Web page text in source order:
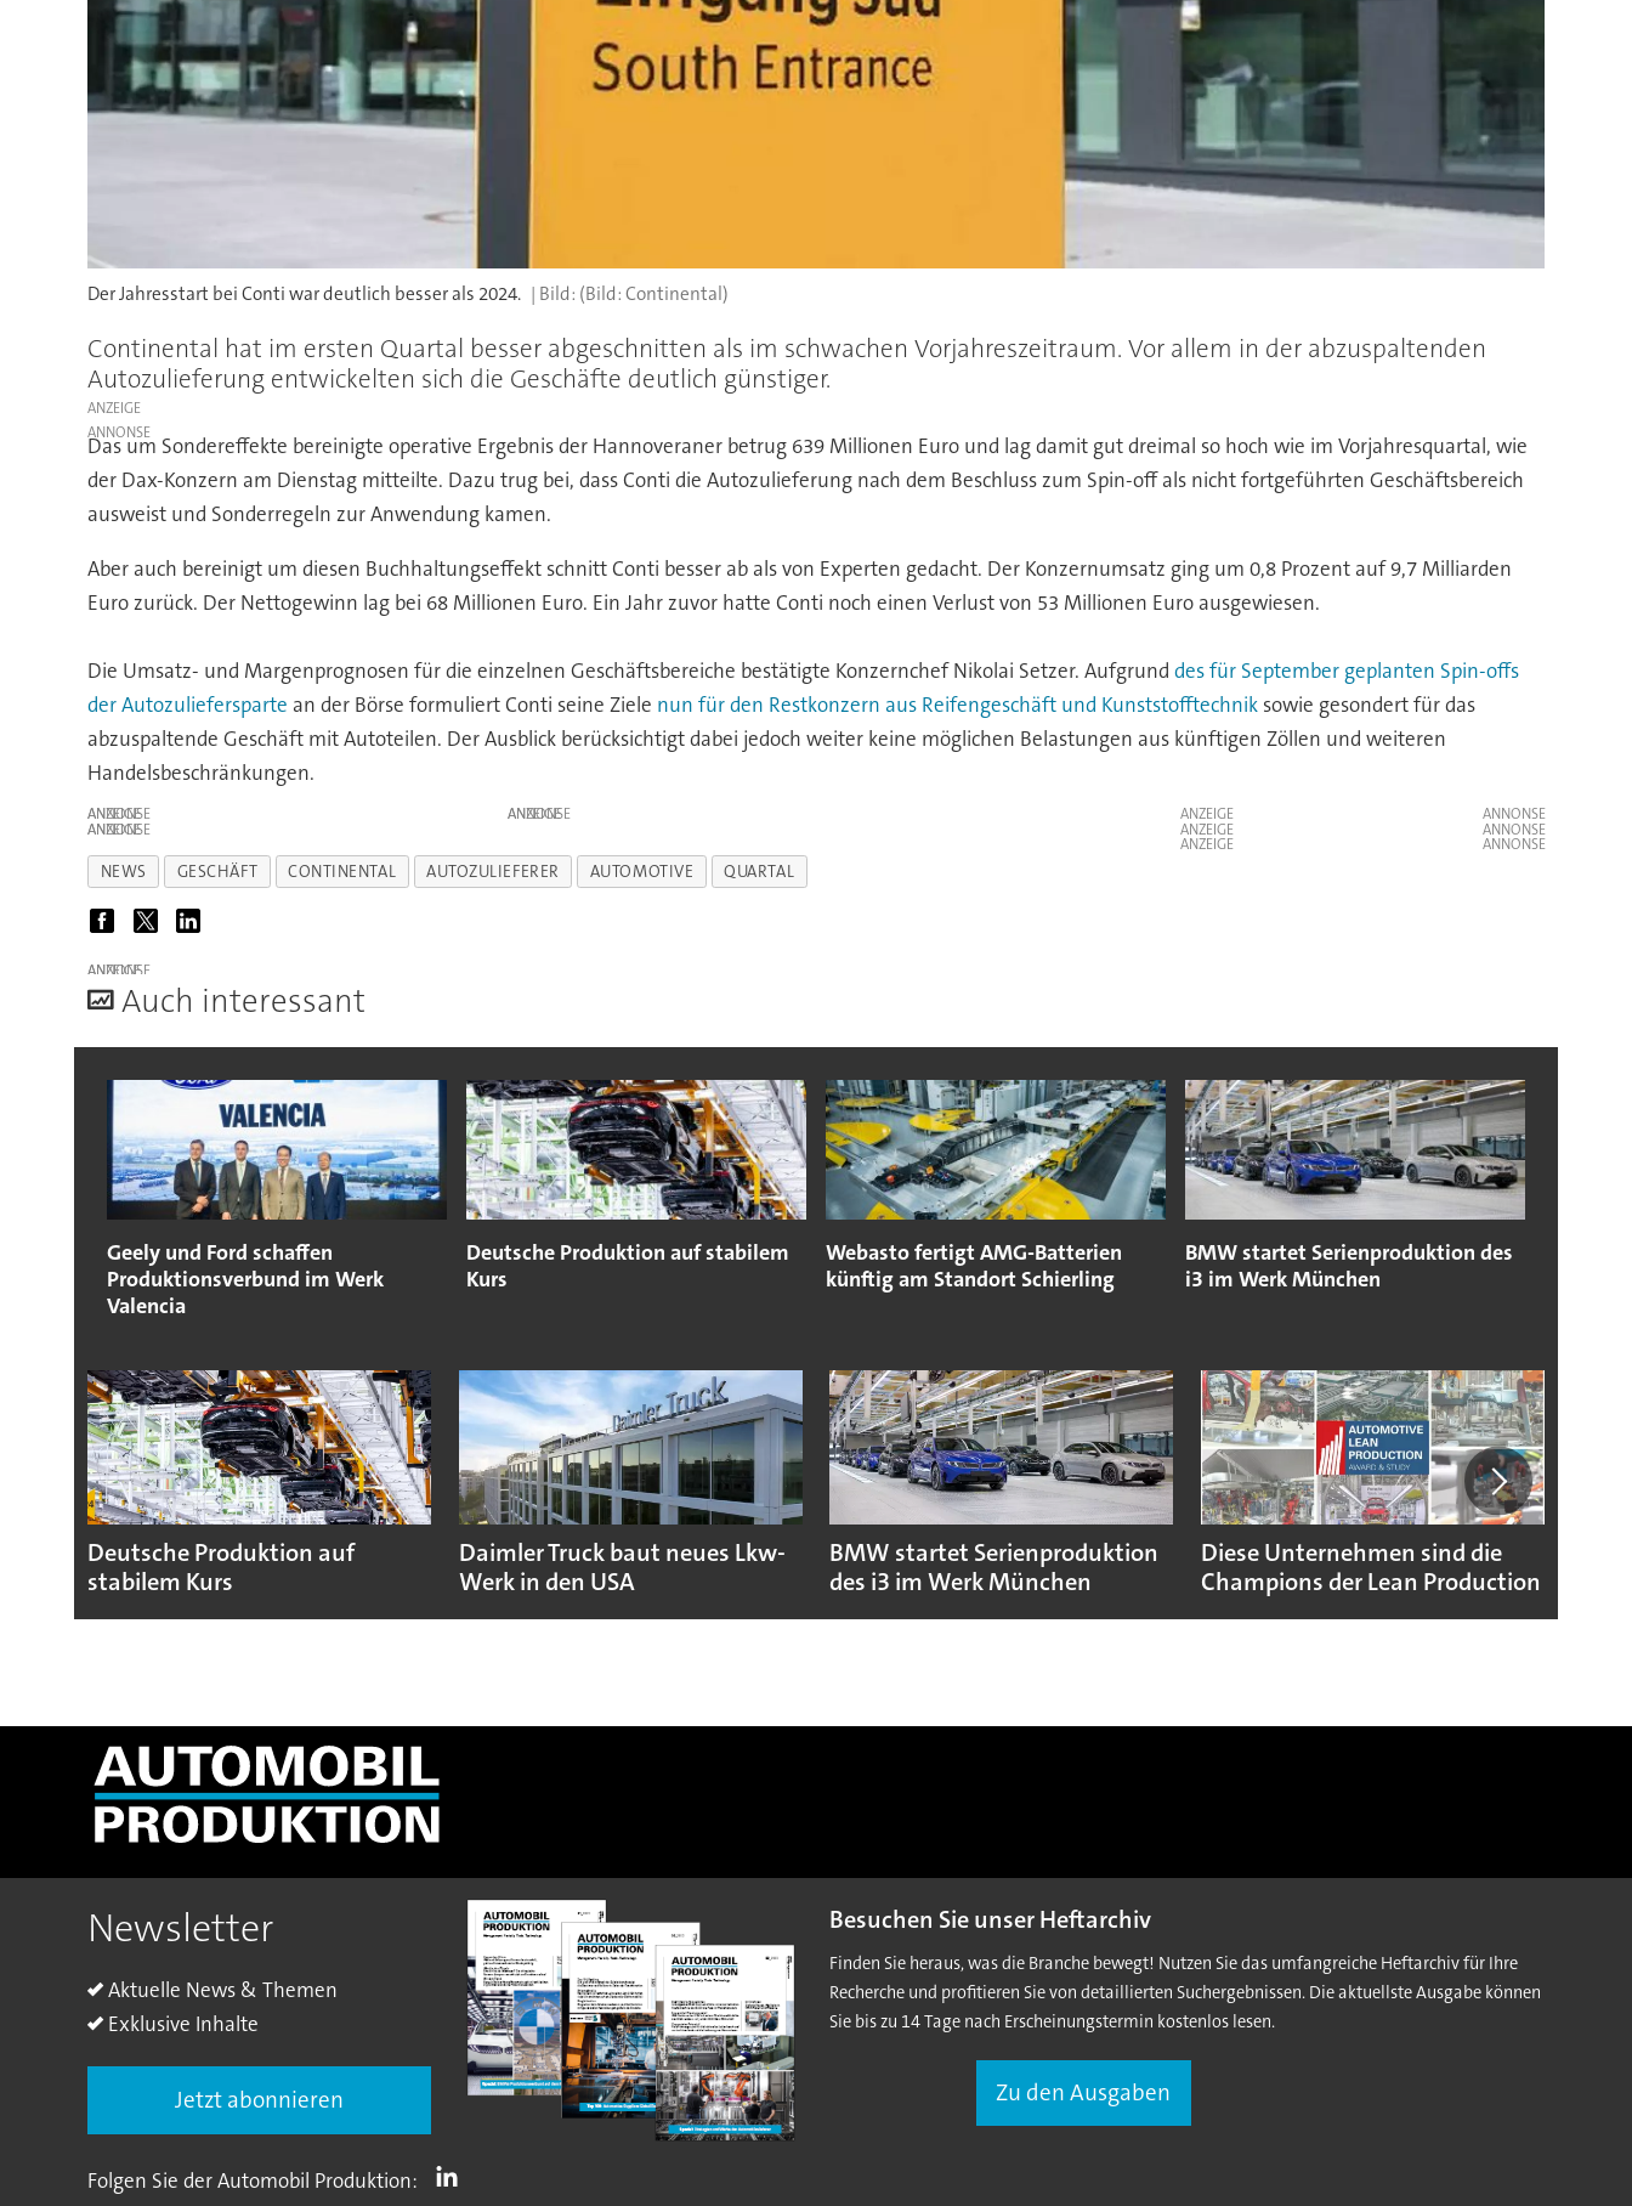
Der Jahresstart bei Conti war deutlich besser als 2024. (Bild: Continental)
Continental hat im ersten Quartal besser abgeschnitten als im schwachen Vorjahreszeitraum. Vor allem in der abzuspaltenden
Autozulieferung entwickelten sich die Geschäfte deutlich günstiger.
ANZEIGE
Das um Sondereffekte bereinigte operative Ergebnis der Hannoveraner betrug 639 Millionen Euro und lag damit gut dreimal so hoch wie im Vorjahresquartal, wie
der Dax-Konzern am Dienstag mitteilte. Dazu trug bei, dass Conti die Autozulieferung nach dem Beschluss zum Spin-off als nicht fortgeführten Geschäftsbereich
ausweist und Sonderregeln zur Anwendung kamen.
Aber auch bereinigt um diesen Buchhaltungseffekt schnitt Conti besser ab als von Experten gedacht. Der Konzernumsatz ging um 0,8 Prozent auf 9,7 Milliarden
Euro zurück. Der Nettogewinn lag bei 68 Millionen Euro. Ein Jahr zuvor hatte Conti noch einen Verlust von 53 Millionen Euro ausgewiesen.
Die Umsatz- und Margenprognosen für die einzelnen Geschäftsbereiche bestätigte Konzernchef Nikolai Setzer. Aufgrund des für September geplanten Spin-offs
der Autozuliefersparte an der Börse formuliert Conti seine Ziele nun für den Restkonzern aus Reifengeschäft und Kunststofftechniksowie gesondert für das
abzuspaltende Geschäft mit Autoteilen. Der Ausblick berücksichtigt dabei jedoch weiter keine möglichen Belastungen aus künftigen Zöllen und weiteren
Handelsbeschränkungen.
ANZEIGE ANZEIGE
ANZEIGE
ANZEIGE
ANZEIGE
ANZEIGE
NEWS GESCHÄFT CONTINENTAL AUTOZULIEFERER AUTOMOTIVE QUARTAL
ANZEIGE
Auch interessant
Geely und Ford schaffen
Produktionsverbund im Werk
Valencia
Deutsche Produktion auf stabilem
Kurs
Webasto fertigt AMG-Batterien
künftig am Standort Schierling
BMW startet Serienproduktion des
i3 im Werk München
Deutsche Produktion auf
stabilem Kurs
Daimler Truck baut neues Lkw-
Werk in den USA
BMW startet Serienproduktion
des i3 im Werk München
Diese Unternehmen sind die
Champions der Lean Production
Newsletter
Aktuelle News & Themen
Exklusive Inhalte
Jetzt abonnieren
Besuchen Sie unser Heftarchiv
Finden Sie heraus, was die Branche bewegt! Nutzen Sie das umfangreiche Heftarchiv für Ihre
Recherche und profitieren Sie von detaillierten Suchergebnissen. Die aktuellste Ausgabe können
Sie bis zu 14 Tage nach Erscheinungstermin kostenlos lesen.
Zu den Ausgaben
Folgen Sie der Automobil Produktion: